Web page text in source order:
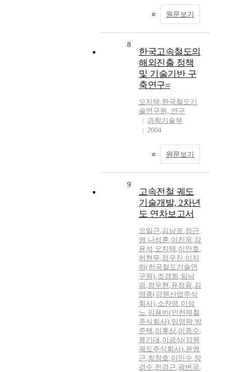
원문보기
8
한국고속철도의
해외진출 정책
및 기술기반 구
축연구=
오지택 ,한국철도기
술연구원, 연구
과학기술부
2004
원문보기
9
고속전철 궤도
기술개발, 2차년
도 연차보고서
오일근,김남포,정근
영 ,나성훈,이진욱,강
윤석 ,오지택 ,이안호,
허현무,정우진 ,이지
하(한국철도기술연
구원),조경희 ,임낙
광,정우현 ,유정용,김
영종(강원산업주식
회사),소찬영 ,이성
노,임용빈(인천제철
주식회사),임영락,박
준택 ,이후삼,이종수,
류기대 ,이광식(강원
궤도주식회사),윤영
근,최창호,이민수,장
경수,전경근,곽변국,